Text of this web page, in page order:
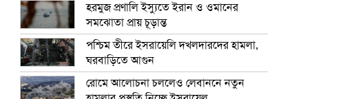
হরমুজ প্রণালি ইস্যুতে ইরান ও ওমানের
সমঝোতা প্রায় চূড়ান্ত
পশ্চিম তীরে ইসরায়েলি দখলদারদের হামলা,
ঘরবাড়িতে আগুন
রোমে আলোচনা চললেও লেবাননে নতুন